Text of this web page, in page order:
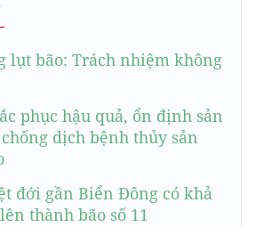
lụt bão: Trách nhiệm không
phục hậu quả, ổn định sản
dịch bệnh thủy sản
đới gần Biển Đông có khả
thành bão số 11